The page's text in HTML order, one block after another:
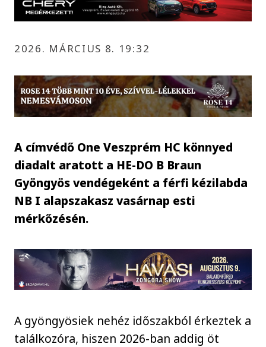
2026. MÁRCIUS 8. 19:32
A címvédő One Veszprém HC könnyed
diadalt aratott a HE-DO B Braun
Gyöngyös vendégeként a férfi kézilabda
NB I alapszakasz vasárnap esti
mérkőzésén.
A gyöngyösiek nehéz időszakból érkeztek a
találkozóra, hiszen 2026-ban addig öt